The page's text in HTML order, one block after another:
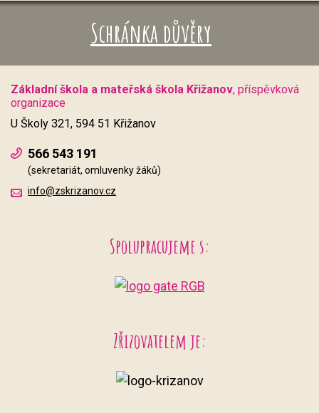
Schránka důvěry
Základní škola a mateřská škola Křižanov, příspěvková
organizace
U Školy 321, 594 51 Křižanov
566 543 191
(sekretariát, omluvenky žáků)
info@zskrizanov.cz
Spolupracujeme s:
Zřizovatelem je: